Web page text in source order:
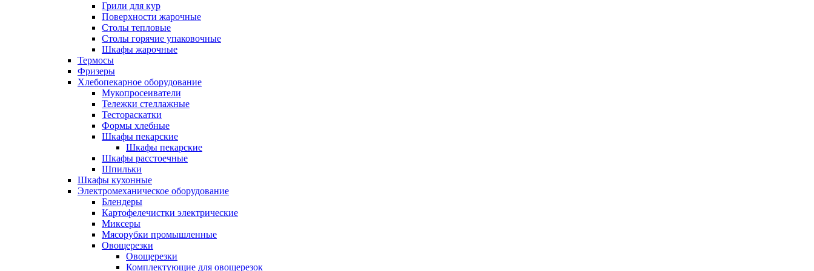
Грили для кур
Поверхности жарочные
Столы тепловые
Столы горячие упаковочные
Шкафы жарочные
Термосы
Фризеры
Хлебопекарное оборудование
Мукопросеиватели
Тележки стеллажные
Тестораскатки
Формы хлебные
Шкафы пекарские
Шкафы пекарские
Шкафы расстоечные
Шпильки
Шкафы кухонные
Электромеханическое оборудование
Блендеры
Картофелечистки электрические
Миксеры
Мясорубки промышленные
Овощерезки
Овощерезки
Комплектующие для овощерезок